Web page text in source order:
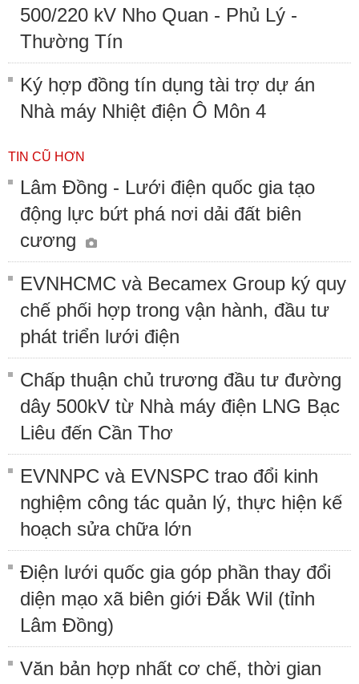
500/220 kV Nho Quan - Phủ Lý -
Thường Tín
Ký hợp đồng tín dụng tài trợ dự án
Nhà máy Nhiệt điện Ô Môn 4
TIN CŨ HƠN
Lâm Đồng - Lưới điện quốc gia tạo
động lực bứt phá nơi dải đất biên
cương
EVNHCMC và Becamex Group ký quy
chế phối hợp trong vận hành, đầu tư
phát triển lưới điện
Chấp thuận chủ trương đầu tư đường
dây 500kV từ Nhà máy điện LNG Bạc
Liêu đến Cần Thơ
EVNNPC và EVNSPC trao đổi kinh
nghiệm công tác quản lý, thực hiện kế
hoạch sửa chữa lớn
Điện lưới quốc gia góp phần thay đổi
diện mạo xã biên giới Đắk Wil (tỉnh
Lâm Đồng)
Văn bản hợp nhất cơ chế, thời gian